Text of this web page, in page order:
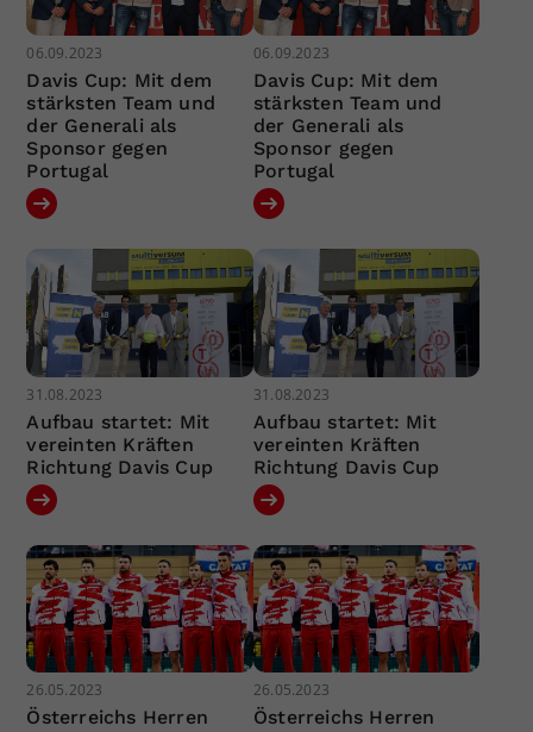
06.09.2023
Davis Cup: Mit dem
stärksten Team und
der Generali als
Sponsor gegen
Portugal
06.09.2023
Davis Cup: Mit dem
stärksten Team und
der Generali als
Sponsor gegen
Portugal
31.08.2023
Aufbau startet: Mit
vereinten Kräften
Richtung Davis Cup
31.08.2023
Aufbau startet: Mit
vereinten Kräften
Richtung Davis Cup
26.05.2023
Österreichs Herren
26.05.2023
Österreichs Herren